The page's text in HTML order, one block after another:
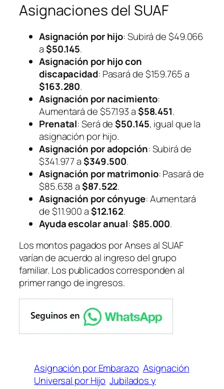
Asignaciones del SUAF
Asignación por hijo: Subirá de $49.066
a$50.145.
Asignación por hijo con
discapacidad: Pasará de $159.765 a
$163.280.
Asignación por nacimiento:
Aumentará de $57.193 a$58.451.
Prenatal: Será de$50.145, igual que la
asignación por hijo.
Asignación por adopción: Subirá de
$341.977 a$349.500.
Asignación por matrimonio: Pasará de
$85.638 a$87.522.
Asignación por cónyuge: Aumentará
de $11.900 a$12.162.
Ayuda escolar anual:$85.000.
Los montos pagados por Anses al SUAF
varían de acuerdo al ingreso del grupo
familiar. Los publicados corresponden al
primer rango de ingresos.
Asignación por Embarazo Asignación
Universal por Hijo Jubilados y